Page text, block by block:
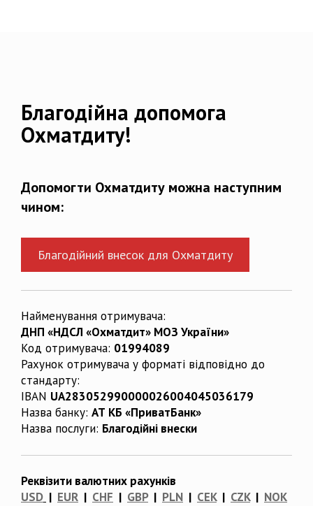
Благодійна допомога
Охматдиту!
Допомогти Охматдиту можна наступним
чином:
Благодійний внесок для Охматдиту
Найменування отримувача:
ДНП «НДСЛ «Охматдит» МОЗ України»
Код отримувача: 01994089
Рахунок отримувача у форматі відповідно до
стандарту:
IBAN UA283052990000026004045036179
Назва банку: АТ КБ «ПриватБанк»
Назва послуги: Благодійні внески
Реквізити валютних рахунків
USD | EUR | CHF | GBP| PLN | CEK| CZK| NOK